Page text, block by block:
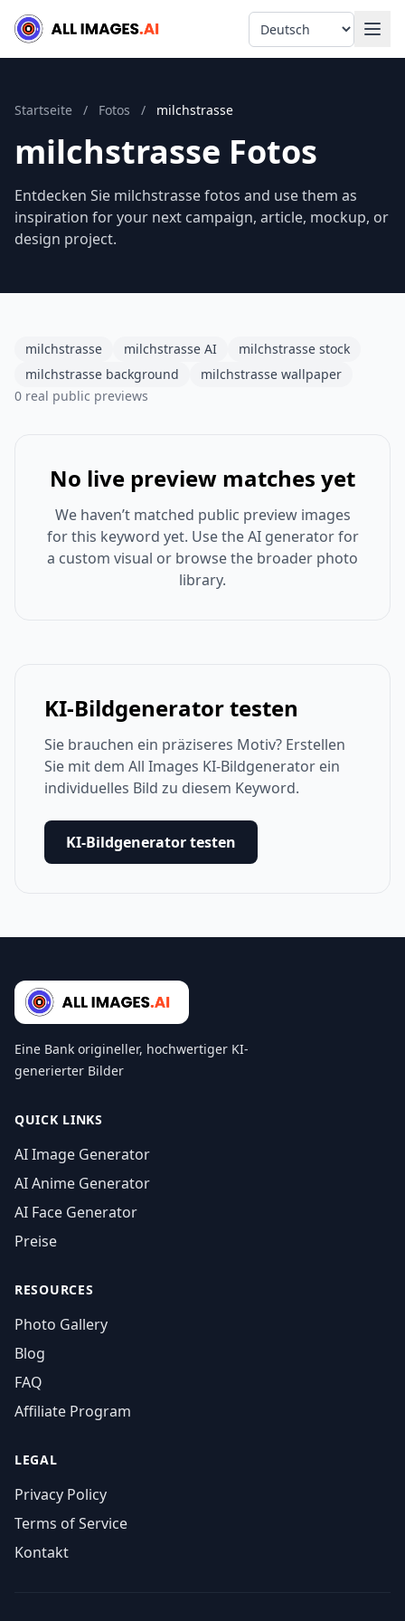
Language
Startseite / Fotos / milchstrasse
milchstrasse Fotos
Entdecken Sie milchstrasse fotos and use them as
inspiration for your next campaign, article, mockup, or
design project.
milchstrasse milchstrasse AI
milchstrasse stock
milchstrasse background
milchstrasse wallpaper
0 real public previews
No live preview matches yet
We haven’t matched public preview images
for this keyword yet. Use the AI generator for
a custom visual or browse the broader photo
library.
KI-Bildgenerator testen
Sie brauchen ein präziseres Motiv? Erstellen
Sie mit dem All Images KI-Bildgenerator ein
individuelles Bild zu diesem Keyword.
KI-Bildgenerator testen
Eine Bank origineller, hochwertiger KI-
generierter Bilder
QUICK LINKS
AI Image Generator
AI Anime Generator
AI Face Generator
Preise
RESOURCES
Photo Gallery
Blog
FAQ
Affiliate Program
LEGAL
Privacy Policy
Terms of Service
Kontakt